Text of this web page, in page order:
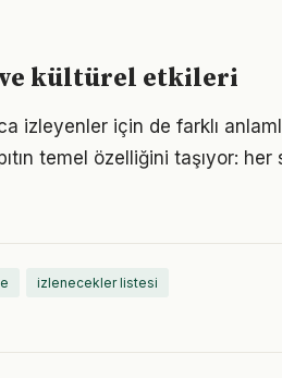
kültürel etkileri
izleyenler için de farklı
temel özelliğini taşıyor:
izlenecekler listesi